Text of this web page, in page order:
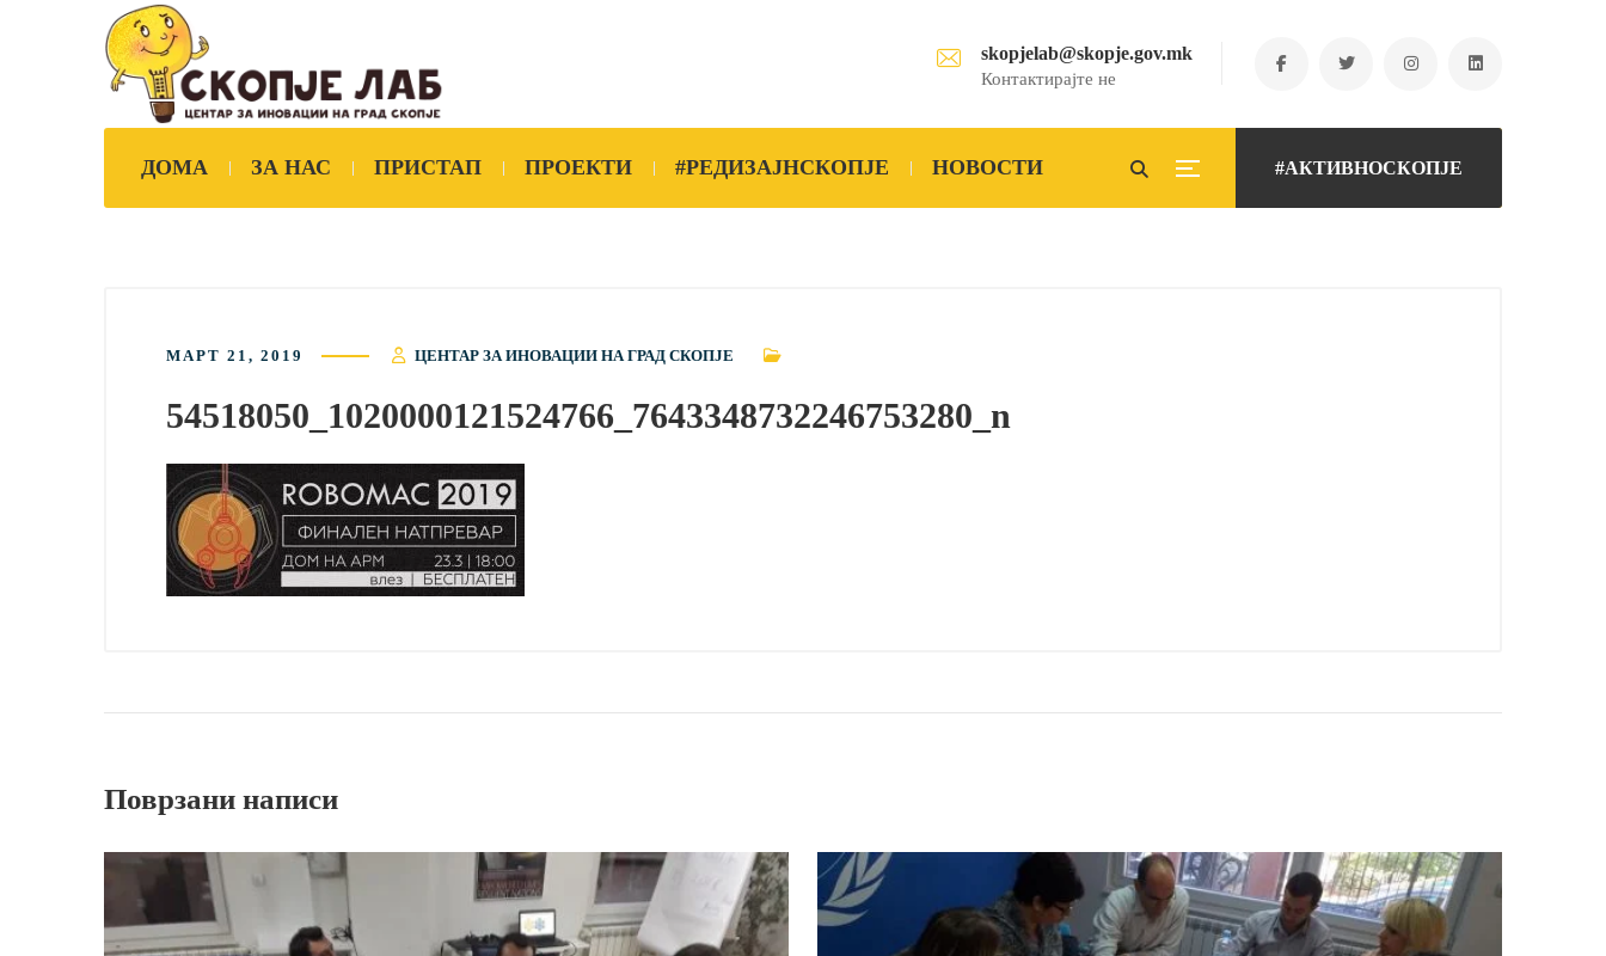
skopjelab@skopje.gov.mk
Контактирајте не
#АКТИВНОСКОПЈЕ
ДОМА ЗА НАС ПРИСТАП ПРОЕКТИ #РЕДИЗАЈНСКОПЈЕ НОВОСТИ
МАРТ 21, 2019 ЦЕНТАР ЗА ИНОВАЦИИ НА ГРАД СКОПЈЕ
54518050_1020000121524766_7643348732246753280_n
Поврзани написи